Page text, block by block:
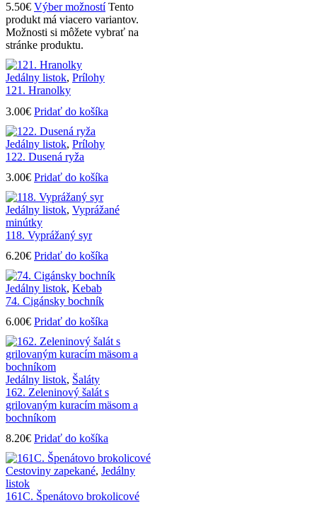
5.50€ Výber možností Tento
produkt má viacero variantov.
Možnosti si môžete vybrať na
stránke produktu.
Jedálny listok, Prílohy
121. Hranolky
3.00€ Pridať do košíka
Jedálny listok, Prílohy
122. Dusená ryža
3.00€ Pridať do košíka
Jedálny listok, Vyprážané
minútky
118. Vyprážaný syr
6.20€ Pridať do košíka
Jedálny listok, Kebab
74. Cigánsky bochník
6.00€ Pridať do košíka
Jedálny listok, Šaláty
162. Zeleninový šalát s
grilovaným kuracím mäsom a
bochníkom
8.20€ Pridať do košíka
Cestoviny zapekané, Jedálny
listok
161C. Špenátovo brokolicové